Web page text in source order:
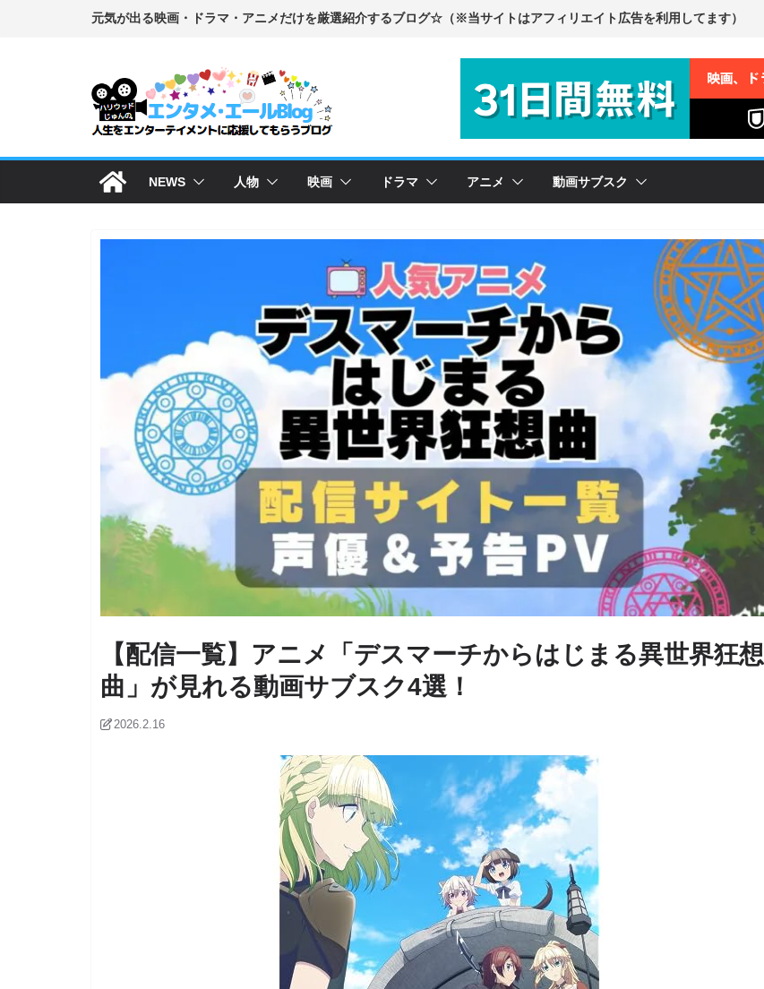
ス
NEWS 人物 映画 ドラマ アニメ 動画サブスク
【配信一覧】アニメ「デスマーチからはじまる異世界狂想
曲」が見れる動画サブスク4選！
2026.2.16